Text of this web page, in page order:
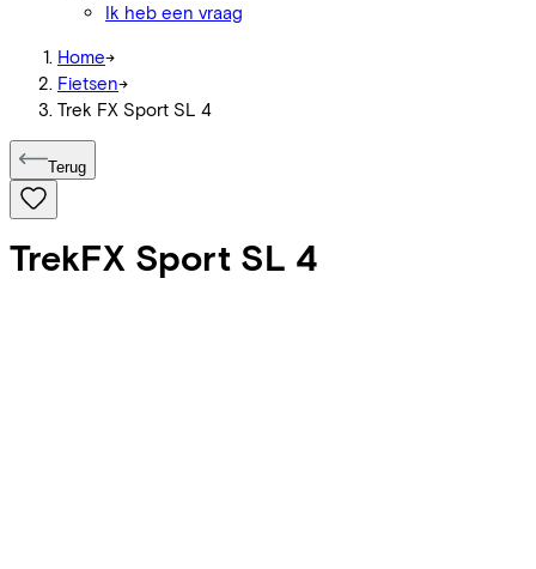
Ik heb een vraag
Home->
Fietsen->
Trek FX Sport SL 4
Terug
TrekFX Sport SL 4